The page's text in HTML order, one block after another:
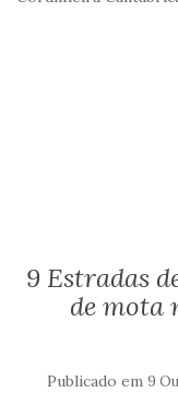
9 Estradas
de mota
Publicado em 9